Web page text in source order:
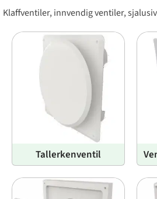
Klaffventiler, innvendig ventiler,
Tallerkenventil